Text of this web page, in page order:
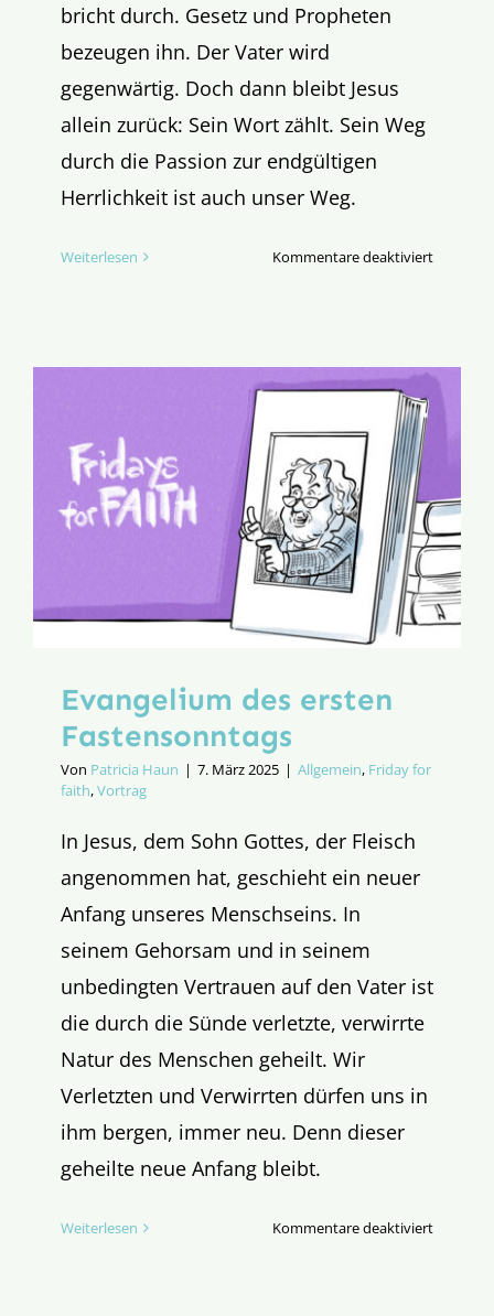
bricht durch. Gesetz und Propheten
bezeugen ihn. Der Vater wird
gegenwärtig. Doch dann bleibt Jesus
allein zurück: Sein Wort zählt. Sein Weg
durch die Passion zur endgültigen
Herrlichkeit ist auch unser Weg.
Weiterlesen Kommentare deaktiviertfür
Evangelium des ersten
Fastensonntags
Von Patricia Haun | 7. März 2025 | Allgemein, Friday for
faith,Vortrag
In Jesus, dem Sohn Gottes, der Fleisch
angenommen hat, geschieht ein neuer
Anfang unseres Menschseins. In
seinem Gehorsam und in seinem
unbedingten Vertrauen auf den Vater ist
die durch die Sünde verletzte, verwirrte
Natur des Menschen geheilt. Wir
Verletzten und Verwirrten dürfen uns in
ihm bergen, immer neu. Denn dieser
geheilte neue Anfang bleibt.
Weiterlesen Kommentare deaktiviertfür